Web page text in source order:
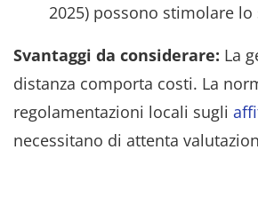
2025) possono stimolare
Svantaggi da considerare: La
distanza comporta costi. La
regolamentazioni locali sugli
necessitano di attenta